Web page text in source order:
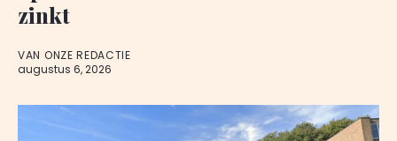
zinkt
VAN ONZE REDACTIE
augustus 6, 2026